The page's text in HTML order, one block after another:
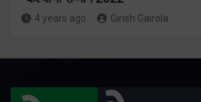
4 years ago Girish Gairola